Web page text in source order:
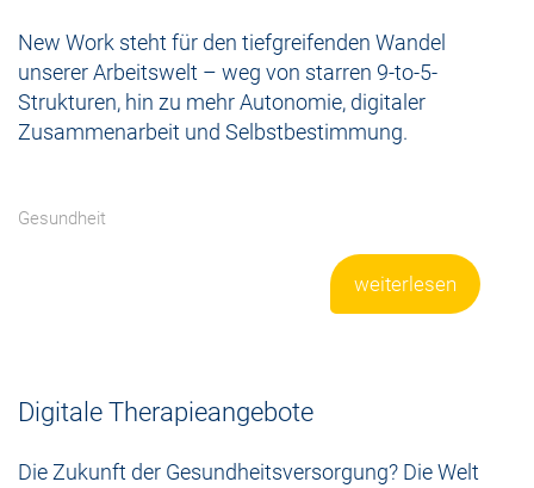
New Work steht für den tiefgreifenden Wandel
unserer Arbeitswelt – weg von starren 9-to-5-
Strukturen, hin zu mehr Autonomie, digitaler
Zusammenarbeit und Selbstbestimmung.
Gesundheit
weiterlesen
Digitale Therapieangebote
Die Zukunft der Gesundheitsversorgung? Die Welt